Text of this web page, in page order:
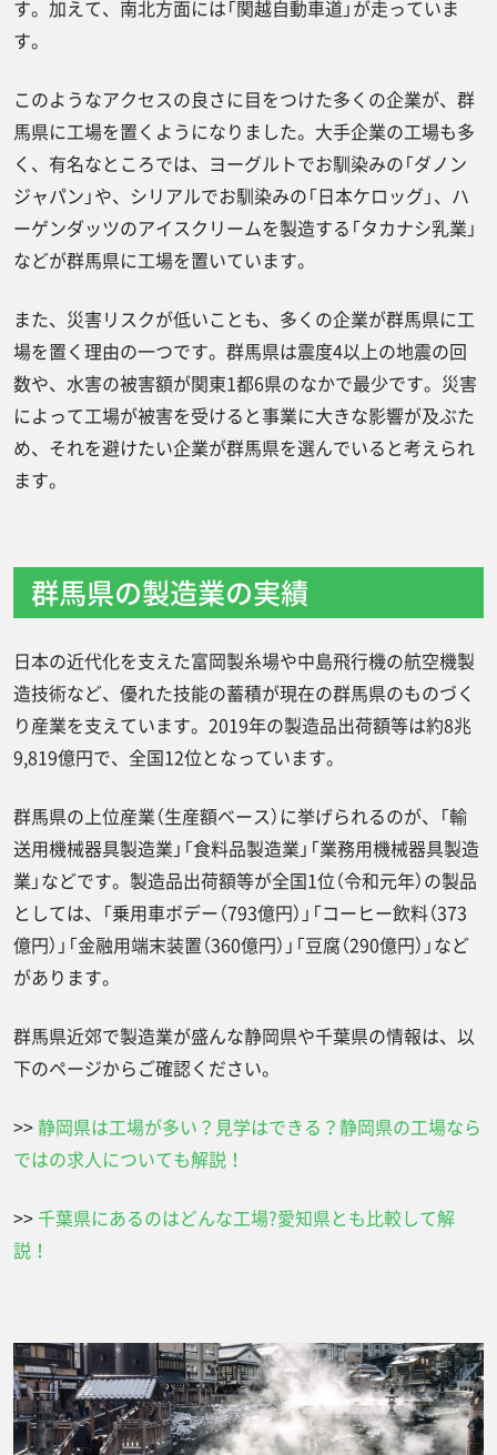
す。加えて、南北方面には「関越自動車道」が走っていま
す。
このようなアクセスの良さに目をつけた多くの企業が、群
馬県に工場を置くようになりました。大手企業の工場も多
く、有名なところでは、ヨーグルトでお馴染みの「ダノン
ジャパン」や、シリアルでお馴染みの「日本ケロッグ」、ハ
ーゲンダッツのアイスクリームを製造する「タカナシ乳業」
などが群馬県に工場を置いています。
また、災害リスクが低いことも、多くの企業が群馬県に工
場を置く理由の一つです。群馬県は震度4以上の地震の回
数や、水害の被害額が関東1都6県のなかで最少です。災害
によって工場が被害を受けると事業に大きな影響が及ぶた
め、それを避けたい企業が群馬県を選んでいると考えられ
ます。
群馬県の製造業の実績
日本の近代化を支えた富岡製糸場や中島飛行機の航空機製
造技術など、優れた技能の蓄積が現在の群馬県のものづく
り産業を支えています。2019年の製造品出荷額等は約8兆
9,819億円で、全国12位となっています。
群馬県の上位産業（生産額ベース）に挙げられるのが、「輸
送用機械器具製造業」「食料品製造業」「業務用機械器具製造
業」などです。製造品出荷額等が全国1位（令和元年）の製品
としては、「乗用車ボデー（793億円）」「コーヒー飲料（373
億円）」「金融用端末装置（360億円）」「豆腐（290億円）」など
があります。
群馬県近郊で製造業が盛んな静岡県や千葉県の情報は、以
下のページからご確認ください。
>>静岡県は工場が多い？見学はできる？静岡県の工場なら
ではの求人についても解説！
>> 千葉県にあるのはどんな工場?愛知県とも比較して解
説！